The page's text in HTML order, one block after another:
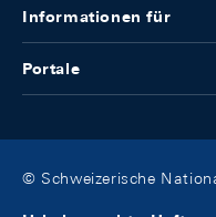
Informationen für
Portale
© Schweizerische